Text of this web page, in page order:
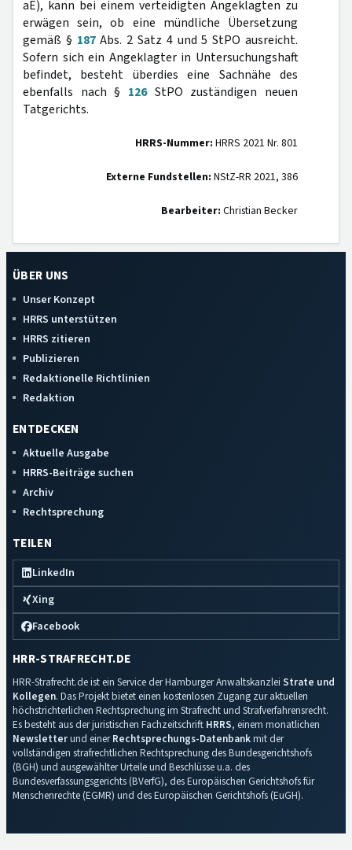
aE), kann bei einem verteidigten Angeklagten zu
erwägen sein, ob eine mündliche Übersetzung
gemäß § 187Abs. 2 Satz 4 und 5 StPO ausreicht.
Sofern sich ein Angeklagter in Untersuchungshaft
befindet, besteht überdies eine Sachnähe des
ebenfalls nach § 126StPO zuständigen neuen
Tatgerichts.
HRRS-Nummer: HRRS 2021 Nr. 801
Externe Fundstellen: NStZ-RR 2021, 386
Bearbeiter: Christian Becker
ÜBER UNS
Unser Konzept
HRRS unterstützen
HRRS zitieren
Publizieren
Redaktionelle Richtlinien
Redaktion
ENTDECKEN
Aktuelle Ausgabe
HRRS-Beiträge suchen
Archiv
Rechtsprechung
TEILEN
LinkedIn
Xing
Facebook
HRR-STRAFRECHT.DE
HRR-Strafrecht.de ist ein Service der Hamburger Anwaltskanzlei Strate und
Kollegen. Das Projekt bietet einen kostenlosen Zugang zur aktuellen
höchstrichterlichen Rechtsprechung im Strafrecht und Strafverfahrensrecht.
Es besteht aus der juristischen Fachzeitschrift HRRS, einem monatlichen
Newsletterund einerRechtsprechungs-Datenbankmit der
vollständigen strafrechtlichen Rechtsprechung des Bundesgerichtshofs
(BGH) und ausgewählter Urteile und Beschlüsse u.a. des
Bundesverfassungsgerichts (BVerfG), des Europäischen Gerichtshofs für
Menschenrechte (EGMR) und des Europäischen Gerichtshofs (EuGH).